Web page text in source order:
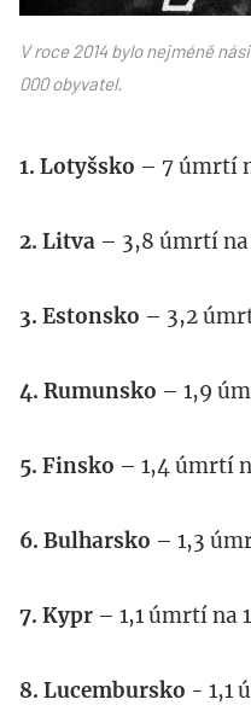
V roce 2014 bylo nejméně
000 obyvatel.
1. Lotyšsko – 7 úmrtí
2. Litva – 3,8 úmrtí na
3. Estonsko – 3,2
4. Rumunsko – 1,9
5. Finsko – 1,4 úmrtí
6. Bulharsko – 1,3
7. Kypr – 1,1 úmrtí na
8. Lucembursko - 1,1